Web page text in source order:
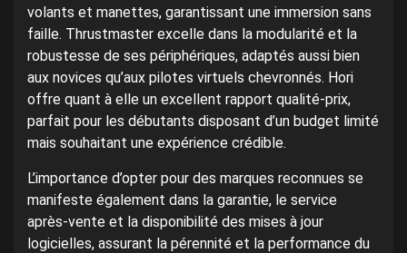
volants et manettes, garantissant une immersion sans
faille. Thrustmaster excelle dans la modularité et la
robustesse de ses périphériques, adaptés aussi bien
aux novices qu’aux pilotes virtuels chevronnés. Hori
offre quant à elle un excellent rapport qualité-prix,
parfait pour les débutants disposant d’un budget limité
mais souhaitant une expérience crédible.
L’importance d’opter pour des marques reconnues se
manifeste également dans la garantie, le service
après-vente et la disponibilité des mises à jour
logicielles, assurant la pérennité et la performance du